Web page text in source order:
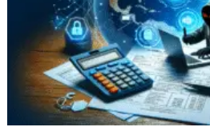
sono
l’arma
preferita